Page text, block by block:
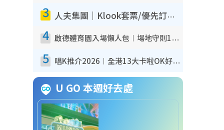
3 人夫集團｜Klook套票/優先訂票/公開發售搶飛攻略！附票價.購票連結.場地座位表
4 啟德體育園入場懶人包︱場地守則12違禁品不可進場准帶細水樽但全場禁樽蓋！應援牌有限制！
5 唱K推介2026︱全港13大卡啦OK好去處！最平$36起 日文K都有！(附地址+收費詳情)
U GO 本週好去處